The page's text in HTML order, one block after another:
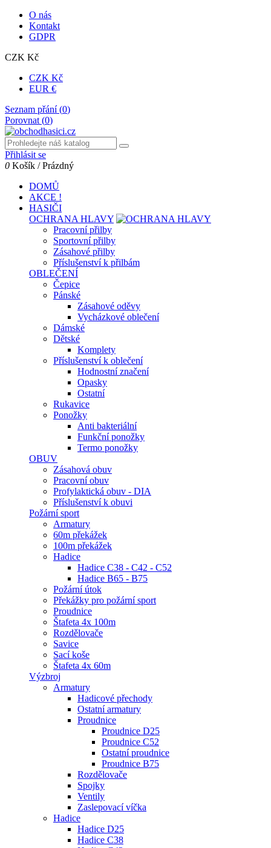
O nás
Kontakt
GDPR
CZK Kč
CZK Kč
EUR €
Seznam přání (0)
Porovnat (0)
Přihlásit se
0 Košík /Prázdný
DOMŮ
AKCE !
HASIČI
OCHRANA HLAVY
Pracovní přilby
Sportovní přilby
Zásahové přilby
Příslušenství k přilbám
OBLEČENÍ
Čepice
Pánské
Zásahové oděvy
Vycházkové oblečení
Dámské
Dětské
Komplety
Příslušenství k oblečení
Hodnostní značení
Opasky
Ostatní
Rukavice
Ponožky
Anti bakteriální
Funkční ponožky
Termo ponožky
OBUV
Zásahová obuv
Pracovní obuv
Profylaktická obuv - DIA
Příslušenství k obuvi
Požární sport
Armatury
60m překážek
100m překážek
Hadice
Hadice C38 - C42 - C52
Hadice B65 - B75
Požární útok
Překážky pro požární sport
Proudnice
Štafeta 4x 100m
Rozdělovače
Savice
Sací koše
Štafeta 4x 60m
Výzbroj
Armatury
Hadicové přechody
Ostatní armatury
Proudnice
Proudnice D25
Proudnice C52
Ostatní proudnice
Proudnice B75
Rozdělovače
Spojky
Ventily
Zaslepovací víčka
Hadice
Hadice D25
Hadice C38